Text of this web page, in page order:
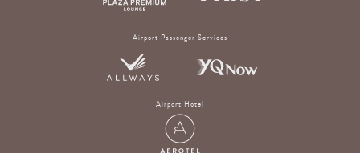
Airport Passenger Services
Airport Hotel